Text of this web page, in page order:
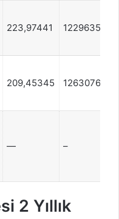
223,97441 1229635
209,45345 1263076
— –
2 Yıllık